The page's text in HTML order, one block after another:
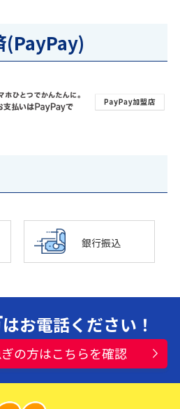
(PayPay)
銀行振込
はお電話ください！
の方はこちらを確認